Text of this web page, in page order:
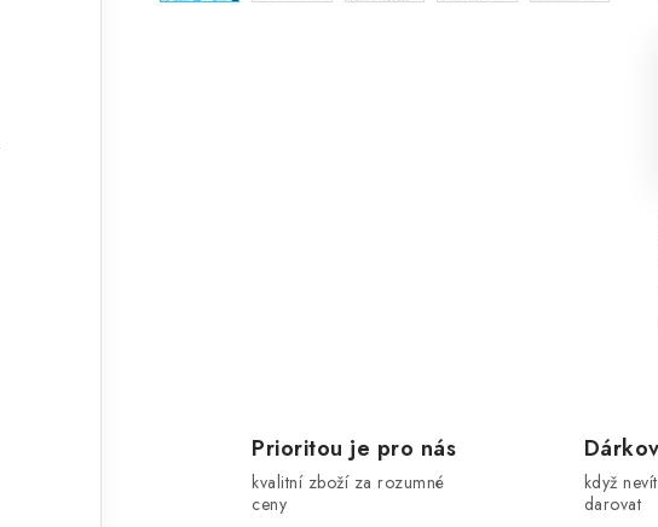
Prioritou je pro nás
kvalitní zboží za rozumné
ceny
když
darovat